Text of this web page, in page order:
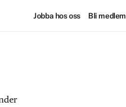
Jobba hos oss Bli medlem